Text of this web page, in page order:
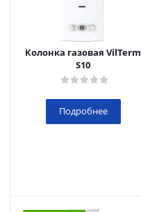
Колонка газовая VilTerm
S10
Подробнее